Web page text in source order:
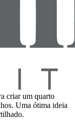
criar um quarto
Uma ótima ideia